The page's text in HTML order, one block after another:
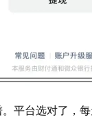
平台选对了，